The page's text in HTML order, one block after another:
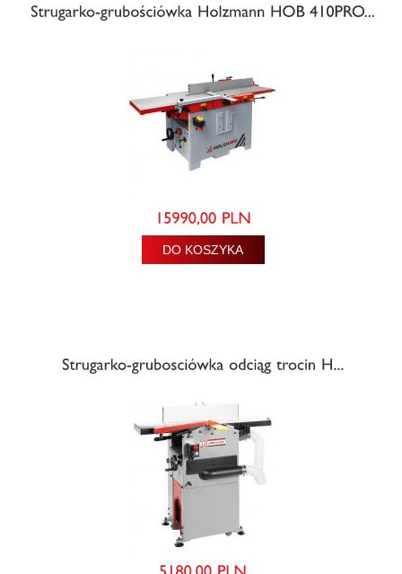
DO KOSZYKA